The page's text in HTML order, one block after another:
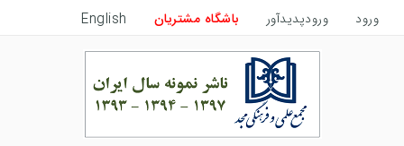
ورود ورودپدیدآور باشگاه مشتریان English